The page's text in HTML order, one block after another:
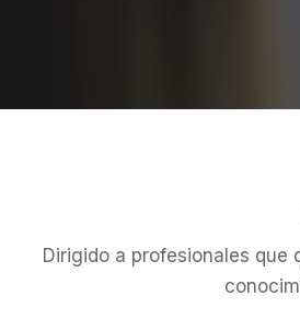
Dirigido a profesionales